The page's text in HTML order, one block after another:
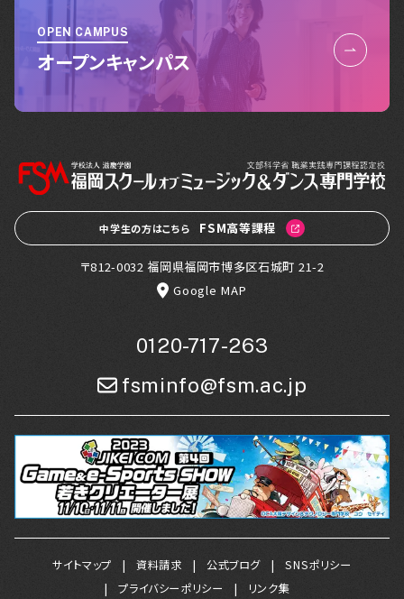
OPEN CAMPUS
オープンキャンパス
中学生の方はこちら FSM高等課程
〒812-0032 福岡県福岡市博多区石城町 21-2
Google MAP
0120-717-263
fsminfo@fsm.ac.jp
サイトマップ 資料請求 公式ブログ
SNSポリシー
プライバシーポリシー
リンク集